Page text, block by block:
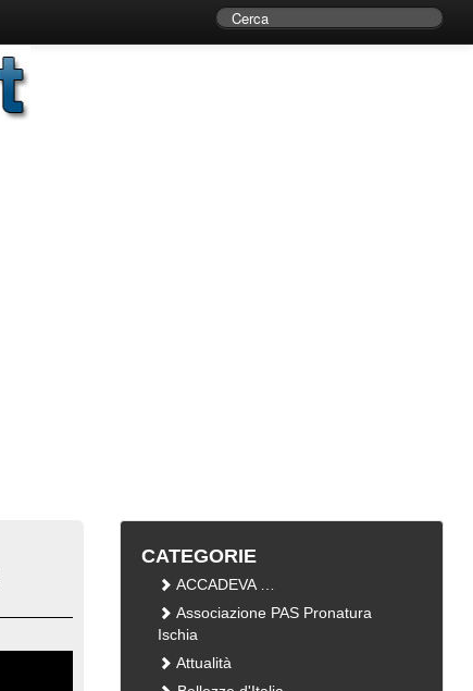
CATEGORIE
ACCADEVA …
Associazione PAS Pronatura
Ischia
Attualità